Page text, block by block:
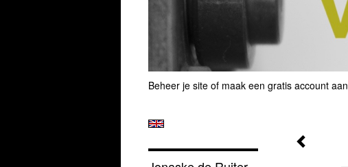
Beheer je site of maak een gratis account aan